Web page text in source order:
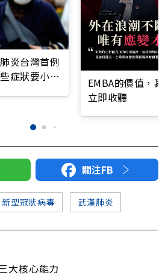
炎台灣首例
症狀要小
EMBA的價值，
立即收聽
關注FB
新型冠狀病毒 武漢肺炎
大核心能力